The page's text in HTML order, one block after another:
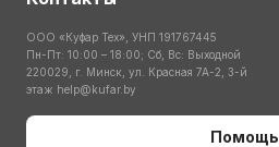
ООО «Куфар Тех», УНП 191767445
Пн-Пт: 10:00 – 18:00; Сб, Вс: Выходной
220029, г. Минск, ул. Красная 7А-2, 3-й
этаж help@kufar.by
Помощь